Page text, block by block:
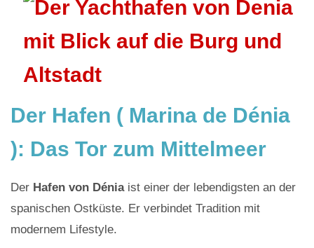
Der Hafen ( Marina de Dénia
): Das Tor zum Mittelmeer
Der Hafen von Déniaist einer der lebendigsten an der
spanischen Ostküste. Er verbindet Tradition mit
modernem Lifestyle.